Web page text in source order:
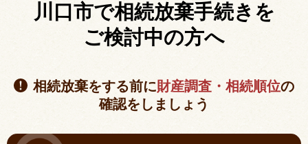
川口市で相続放棄手続きを
ご検討中の方へ
相続放棄をする前に財産調査・相続順位の
確認をしましょう